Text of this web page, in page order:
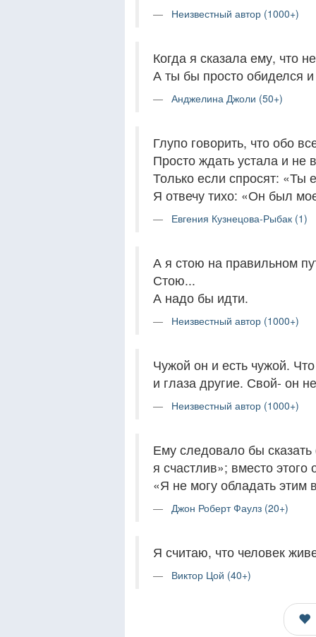
Неизвестный автор (1000+)
Когда я сказала ему, что
А ты бы просто обиделся
Анджелина Джоли (50+)
Глупо говорить, что обо
Просто ждать устала и не
Только если спросят: «Ты
Я отвечу тихо: «Он был
Евгения Кузнецова-Рыбак (1)
А я стою на правильном
Стою...
А надо бы идти.
Неизвестный автор (1000+)
Чужой он и есть чужой.
и глаза другие. Свой- он
Неизвестный автор (1000+)
Ему следовало бы
я счастлив»; вместо
«Я не могу обладать этим
Джон Роберт Фаулз (20+)
Я считаю, что человек
Виктор Цой (40+)